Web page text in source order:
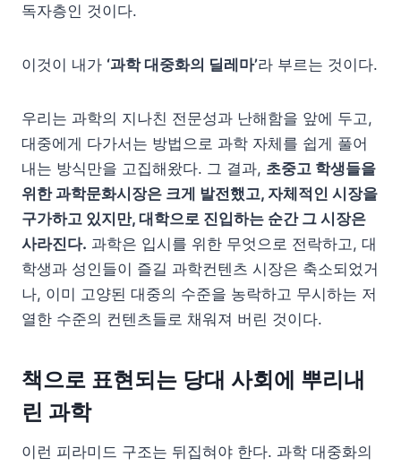
독자층인 것이다.
이것이 내가 ‘과학 대중화의 딜레마’라 부르는 것이다.
우리는 과학의 지나친 전문성과 난해함을 앞에 두고,
대중에게 다가서는 방법으로 과학 자체를 쉽게 풀어
내는 방식만을 고집해왔다. 그 결과, 초중고 학생들을
위한 과학문화시장은 크게 발전했고, 자체적인 시장을
구가하고 있지만, 대학으로 진입하는 순간 그 시장은
사라진다. 과학은 입시를 위한 무엇으로 전락하고, 대
학생과 성인들이 즐길 과학컨텐츠 시장은 축소되었거
나, 이미 고양된 대중의 수준을 농락하고 무시하는 저
열한 수준의 컨텐츠들로 채워져 버린 것이다.
책으로 표현되는 당대 사회에 뿌리내
린 과학
이런 피라미드 구조는 뒤집혀야 한다. 과학 대중화의